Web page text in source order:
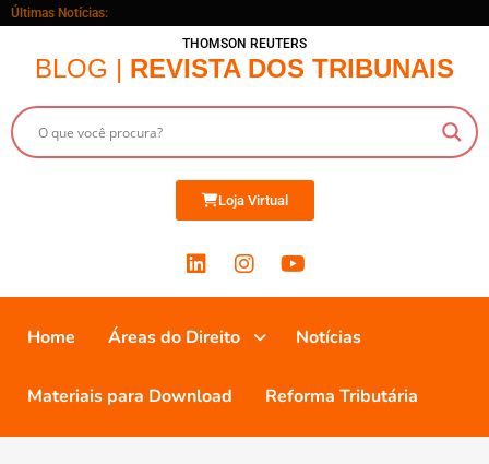
Últimas Notícias:
THOMSON REUTERS
BLOG | REVISTA DOS TRIBUNAIS
Loja Virtual
Home Áreas do Direito Notícias
Materiais para Download Reforma Tributária